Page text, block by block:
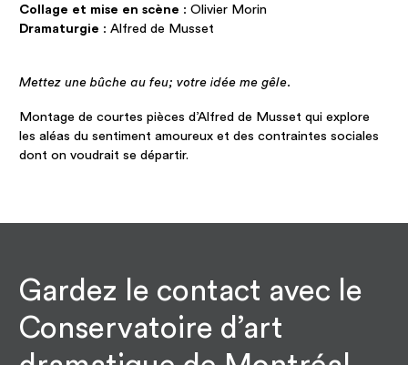
Collage et mise en scène : Olivier Morin
Dramaturgie : Alfred de Musset
Mettez une bûche au feu; votre idée me gêle.
Montage de courtes pièces d’Alfred de Musset qui explore
les aléas du sentiment amoureux et des contraintes sociales
dont on voudrait se départir.
Gardez le contact avec le
Conservatoire d’art